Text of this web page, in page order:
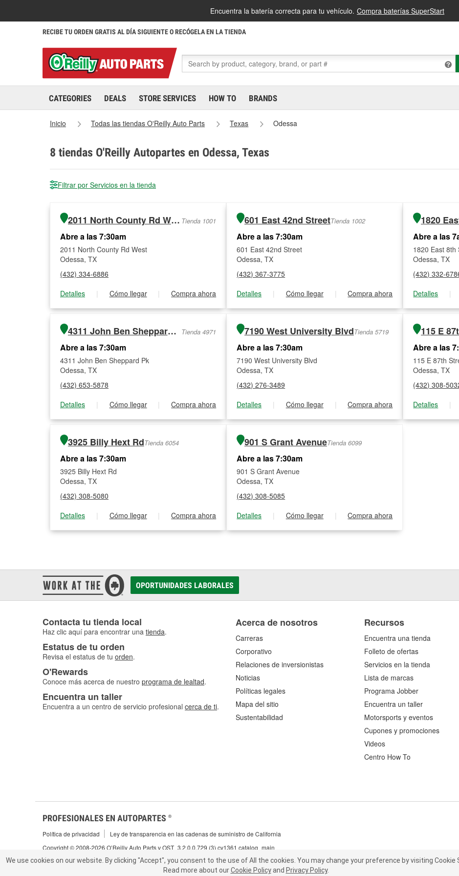
Encuentra la batería correcta para tu vehículo. Compra baterías SuperStart
RECIBE TU ORDEN GRATIS AL DÍA SIGUIENTE O RECÓGELA EN LA TIENDA
CATEGORIES DEALS STORE SERVICES HOW TO BRANDS
Inicio Todas las tiendas O'Reilly Auto Parts Texas Odessa
8 tiendas O'Reilly Autopartes en Odessa, Texas
Filtrar por Servicios en la tienda
2011 North County Rd West Tienda 1001
Abre a las 7:30am
2011 North County Rd West
Odessa, TX
(432) 334-6886
Detalles
| Cómo llegar | Compra ahora
601 East 42nd StreetTienda 1002
Abre a las 7:30am
601 East 42nd Street
Odessa, TX
(432) 367-3775
Detalles
| Cómo llegar | Compra ahora
1820
Abre a las
1820 East 8th
Odessa, TX
(432) 332-
Detalles
|
4311 John Ben Sheppard Pk Tienda 4971
Abre a las 7:30am
4311 John Ben Sheppard Pk
Odessa, TX
(432) 653-5878
Detalles
| Cómo llegar | Compra ahora
7190 West University BlvdTienda 5719
Abre a las 7:30am
7190 West University Blvd
Odessa, TX
(432) 276-3489
Detalles
| Cómo llegar | Compra ahora
115 E
Abre a las
115 E 87th
Odessa, TX
(432) 308-
Detalles
|
3925 Billy Hext RdTienda 6054
Abre a las 7:30am
3925 Billy Hext Rd
Odessa, TX
(432) 308-5080
Detalles
| Cómo llegar | Compra ahora
901 S Grant AvenueTienda 6099
Abre a las 7:30am
901 S Grant Avenue
Odessa, TX
(432) 308-5085
Detalles
| Cómo llegar | Compra ahora
We use cookies on our website. By clicking "Accept", you consent to the use of All the cookies.You may change your preference by visiting
about ourCookie PolicyandPrivacy Policy
OPORTUNIDADES LABORALES
Contacta tu tienda local
Haz clic aquí para encontrar una tienda.
Estatus de tu orden
Revisa el estatus de tu orden.
O'Rewards
Conoce más acerca de nuestro programa de lealtad.
Encuentra un taller
Encuentra a un centro de servicio profesional cerca de ti.
Acerca de nosotros
Carreras
Corporativo
Relaciones de inversionistas
Noticias
Políticas legales
Mapa del sitio
Sustentabilidad
Recursos
Encuentra una tienda
Folleto de ofertas
Servicios en la tienda
Lista de marcas
Programa Jobber
Encuentra un taller
Motorsports y eventos
Cupones y promociones
Videos
Centro How To
PROFESIONALES EN AUTOPARTES ®
Política de privacidad
Ley de transparencia en las cadenas de suministro de California
Copyright © 2008-2026 O’Reilly Auto Parts v OST_3.2.0.0.729 (3) cv1361 catalog_main
We use cookies on our website. By clicking "Accept", you consent to the use of All the cookies. You may change your preference by visiting Cookie
Read more about our Cookie Policy and Privacy Policy.